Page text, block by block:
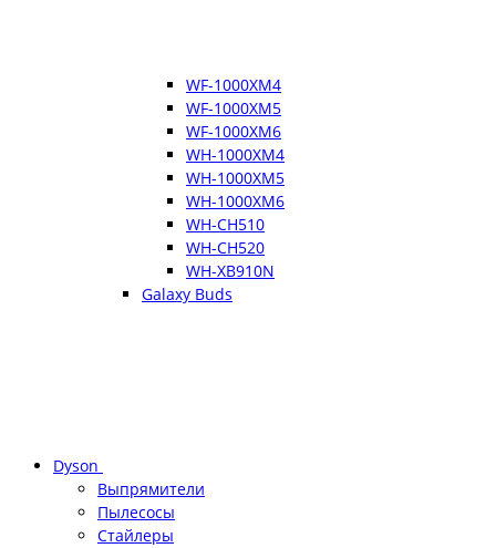
WF-1000XM4
WF-1000XM5
WF-1000XM6
WH-1000XM4
WH-1000XM5
WH-1000XM6
WH-CH510
WH-CH520
WH-XB910N
Galaxy Buds
Dyson
Выпрямители
Пылесосы
Стайлеры